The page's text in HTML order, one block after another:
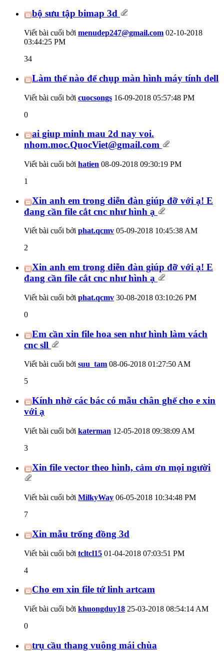
bộ sưu tập bimap 3d
Viết bài cuối bởi menudep247@gmail.com 02-10-2018
03:44:25 PM
34
Làm thế nào để chụp màn hình máy tính dell
Viết bài cuối bởi cuocsongs 16-09-2018 05:57:48 PM
0
ai giup minh mau 2d nay voi.
nhom.moc.QuocViet@gmail.com
Viết bài cuối bởi hatien 08-09-2018 09:30:19 PM
1
Xin anh em trong diễn đàn giúp đỡ với ạ! E
đang cần file cắt cnc như hình ạ
Viết bài cuối bởi phat.qcmv 05-09-2018 10:45:38 AM
2
Xin anh em trong diễn đàn giúp đỡ với ạ! E
đang cần file cắt cnc như hình ạ
Viết bài cuối bởi phat.qcmv 30-08-2018 03:10:26 PM
0
Em cần xin file hoa sen như hình làm vách
cnc sll
Viết bài cuối bởi suu_tam 08-06-2018 01:27:50 AM
5
Kính nhờ các bác có mẫu chân ghế cho e xin
với ạ
Viết bài cuối bởi katerman 12-05-2018 09:38:09 AM
3
Xin file vector theo hình, cảm ơn mọi người
Viết bài cuối bởi MilkyWay 06-05-2018 10:34:48 PM
7
Xin mẫu trống đồng 3d
Viết bài cuối bởi tcltcl15 01-04-2018 07:03:51 PM
4
Cho em xin file tứ linh artcam
Viết bài cuối bởi khuongduy18 25-03-2018 08:54:14 AM
0
trụ cầu thang vuông mái chùa